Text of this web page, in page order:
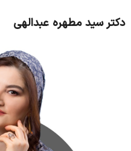
دکتر سید مطهره عبدالهی